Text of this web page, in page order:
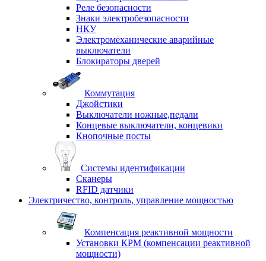
Реле безопасности
Знаки электробезопасности
НКУ
Электромеханические аварийные
выключатели
Блокираторы дверей
Коммутация
Джойстики
Выключатели ножные,педали
Концевые выключатели, концевики
Кнопочные посты
Системы идентификации
Сканеры
RFID датчики
Электричество, контроль, управление мощностью
Компенсация реактивной мощности
Установки КРМ (компенсации реактивной
мощности)